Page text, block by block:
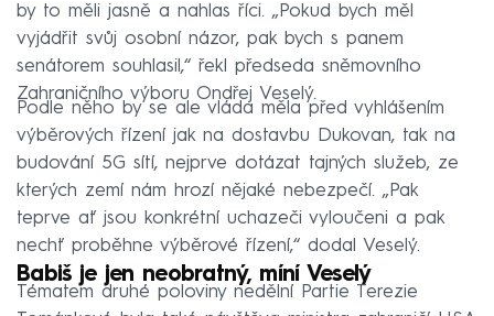
by to měli jasně a nahlas říci. „Pokud bych měl
vyjádřit svůj osobní názor, pak bych s panem
senátorem souhlasil,“ řekl předseda sněmovního
Zahraničního výboru Ondřej Veselý.
Podle něho by se ale vláda měla před vyhlášením
výběrových řízení jak na dostavbu Dukovan, tak na
budování 5G sítí, nejprve dotázat tajných služeb, ze
kterých zemí nám hrozí nějaké nebezpečí. „Pak
teprve ať jsou konkrétní uchazeči vyloučeni a pak
nechť proběhne výběrové řízení,“ dodal Veselý.
Babiš je jen neobratný, míní Veselý
Tématem druhé poloviny nedělní Partie Terezie